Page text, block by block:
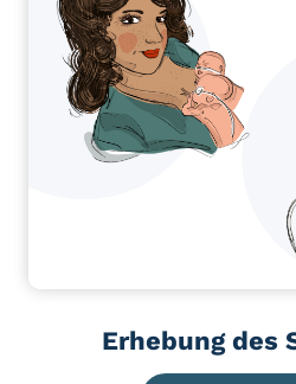
Erhebung des